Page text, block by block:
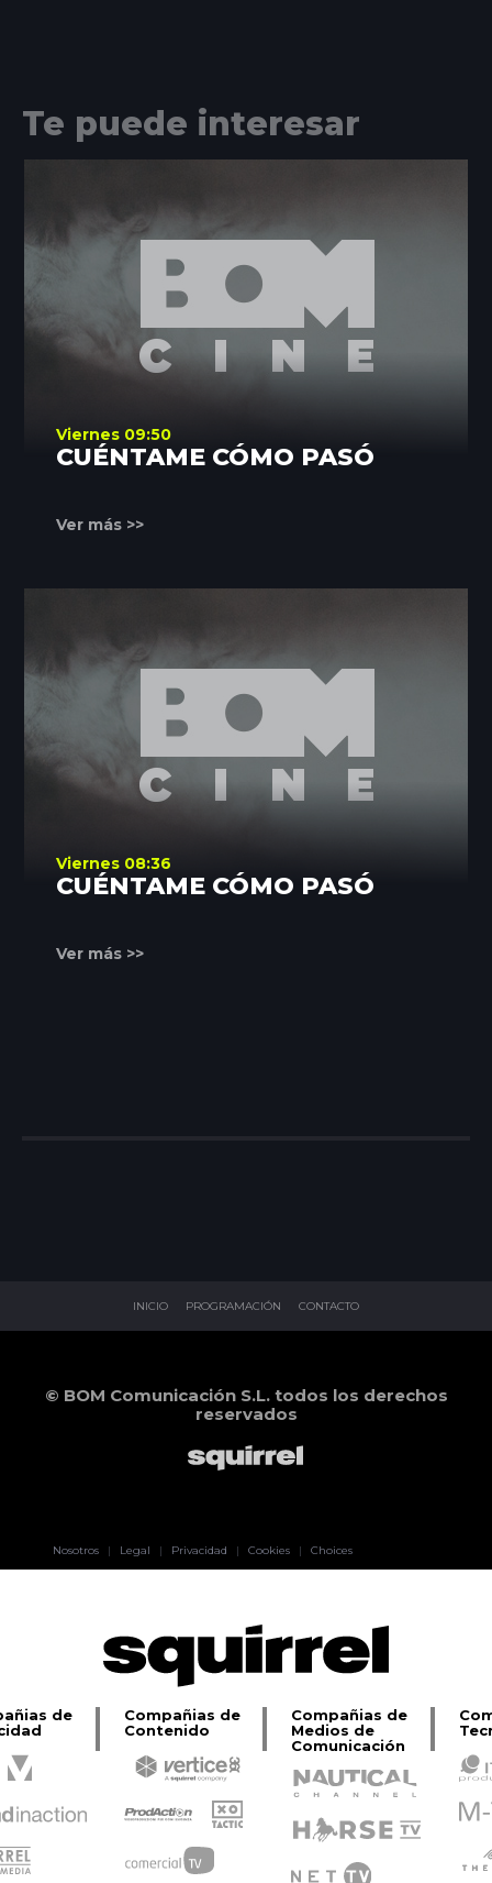
Te puede interesar
Viernes 09:50
CUÉNTAME CÓMO PASÓ
Ver más >>
Viernes 08:36
CUÉNTAME CÓMO PASÓ
Ver más >>
INICIO PROGRAMACIÓN CONTACTO
© BOM Comunicación S.L. todos los derechos
reservados
Nosotros | Legal | Privacidad | Cookies | Choices
de
Compañias de
Contenido
Compañias de
Medios de
Comunicación